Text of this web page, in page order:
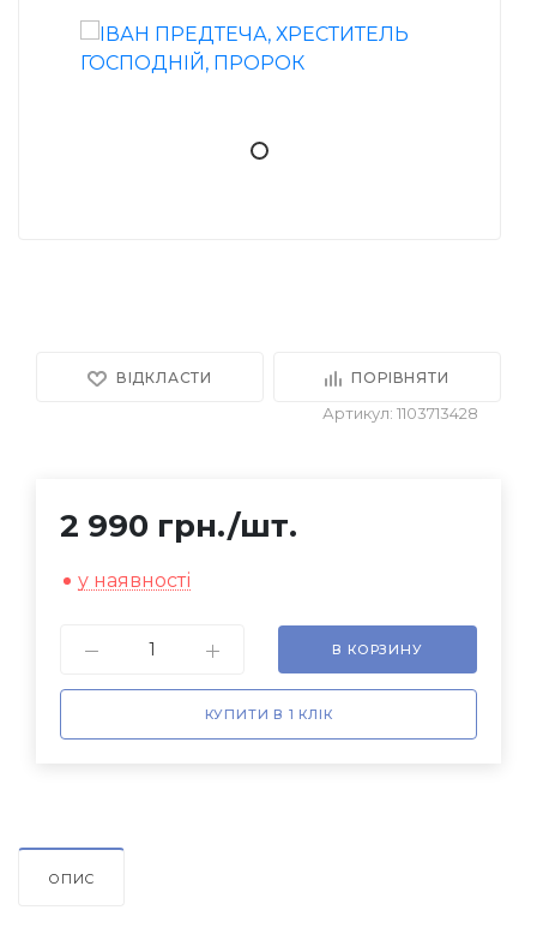
ВІДКЛАСТИ ПОРІВНЯТИ
Артикул: 1103713428
2 990 грн./шт.
у наявності
В КОРЗИНУ
КУПИТИ В 1 КЛІК
ОПИС